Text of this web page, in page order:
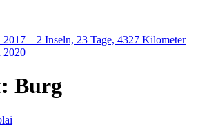
2017 – 2 Inseln, 23 Tage, 4327 Kilometer
2020
Burg